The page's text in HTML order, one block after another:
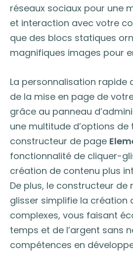
réseaux sociaux pour une
et interaction avec votre
que des blocs statiques
magnifiques images pour
La personnalisation rapide
de la mise en page de
grâce au panneau
une multitude d’options de
constructeur de page
fonctionnalité de cliquer-
création de contenu plus
De plus, le constructeur de
glisser simplifie la création
complexes, vous faisant
temps et de l’argent sans
compétences en